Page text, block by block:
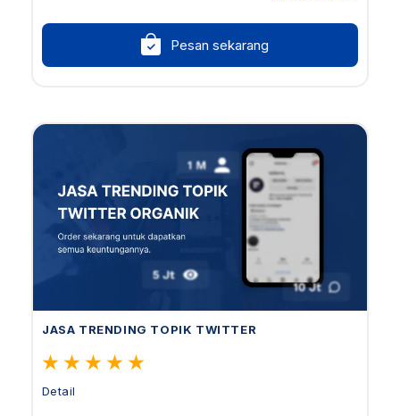
Pesan sekarang
JASA TRENDING TOPIK TWITTER
Detail